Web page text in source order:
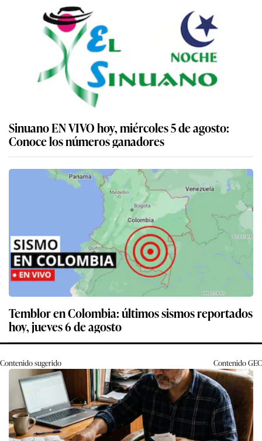
Sinuano EN VIVO hoy, miércoles 5 de agosto:
Conoce los números ganadores
Temblor en Colombia: últimos sismos reportados
hoy, jueves 6 de agosto
Contenido sugerido ContenidoGEC